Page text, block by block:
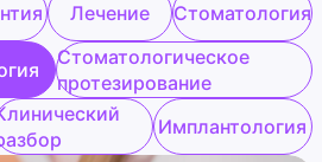
Лечение Стоматология
Стоматологическое
протезирование
Имплантология